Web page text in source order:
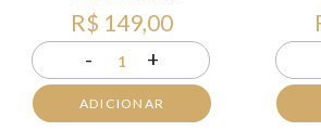
R$ 149,00
- 1 +
ADICIONAR